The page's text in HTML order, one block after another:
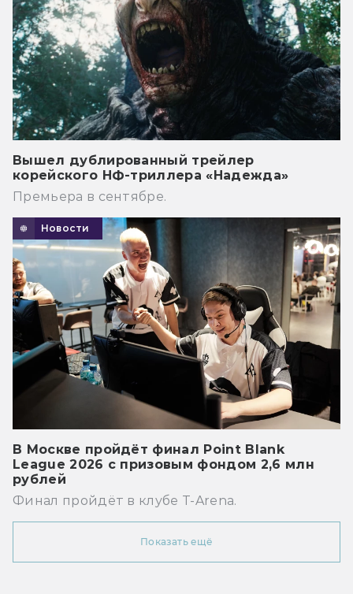
Вышел дублированный трейлер
корейского НФ-триллера «Надежда»
Премьера в сентябре.
Новости
В Москве пройдёт финал Point Blank
League 2026 с призовым фондом 2,6 млн
рублей
Финал пройдёт в клубе T-Arena.
Показать ещё